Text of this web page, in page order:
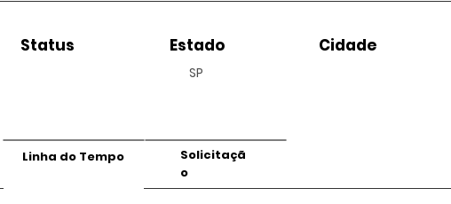
Status Estado
SP
Cidade
Linha do Tempo
Solicitaçã
o